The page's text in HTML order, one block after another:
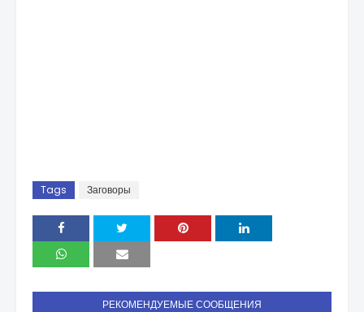
Tags Заговоры
РЕКОМЕНДУЕМЫЕ СООБЩЕНИЯ